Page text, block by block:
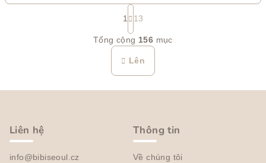
D
a
n
h
h
c
á
P
h
â
n
t
r
a
n
1 13
Tổng cộng 156 mục
Lên
Liên hệ
info@bibiseoul.cz
Thông tin
Về chúng tôi